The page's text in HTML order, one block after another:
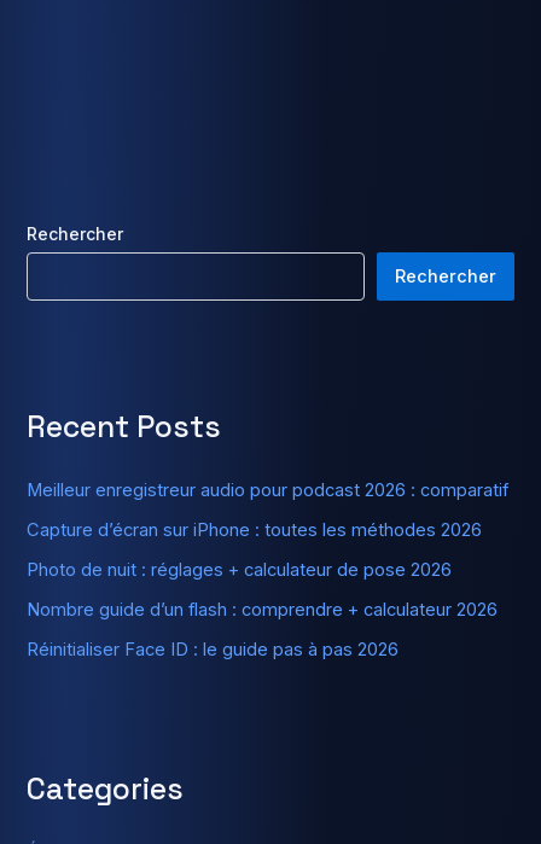
Rechercher
Rechercher
Recent Posts
Meilleur enregistreur audio pour podcast 2026 : comparatif
Capture d’écran sur iPhone : toutes les méthodes 2026
Photo de nuit : réglages + calculateur de pose 2026
Nombre guide d’un flash : comprendre + calculateur 2026
Réinitialiser Face ID : le guide pas à pas 2026
Categories